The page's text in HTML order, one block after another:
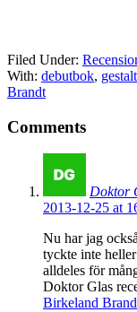
Filed Under:
With: debutbok,
Brandt
Comments
Doktor
2013-12-25 at
Nu har jag
tyckte inte
alldeles för
Doktor Glas
Birkeland